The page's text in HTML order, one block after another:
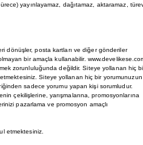
yayınlayamaz, dağıtamaz, aktaramaz,
dönüşler, posta kartları ve diğer gönderiler
bir amaçla kullanabilir.
zorunluluğunda değildir. Siteye yollanan hiç
Siteye yollanan hiç bir yorumunuzun
sadece yorumu yapan kişi sorumludur.
çekilişlerine, yarışmalarına, promosyonlarına
pazarlama ve promosyon amaçlı
etmektesiniz.